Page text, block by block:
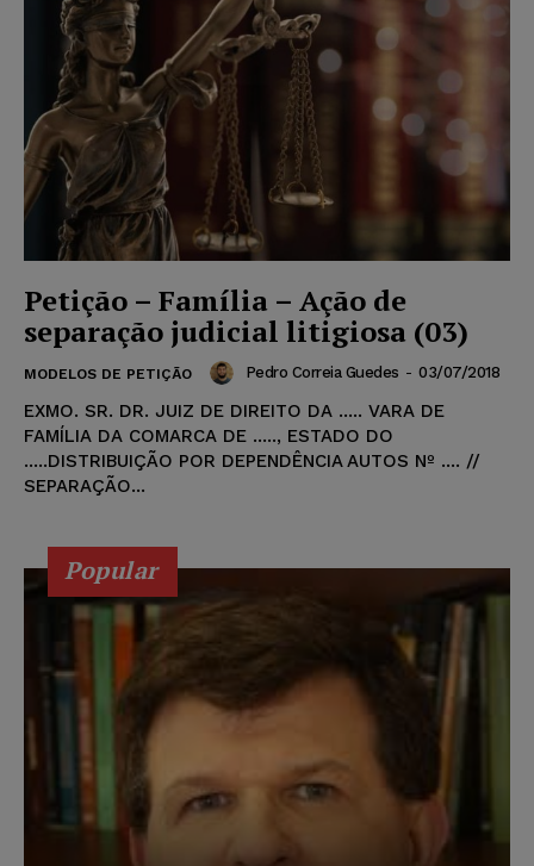
Petição – Família – Ação de
separação judicial litigiosa (03)
MODELOS DE PETIÇÃO Pedro Correia Guedes - 03/07/2018
EXMO. SR. DR. JUIZ DE DIREITO DA ..... VARA DE
FAMÍLIA DA COMARCA DE ....., ESTADO DO
.....DISTRIBUIÇÃO POR DEPENDÊNCIA AUTOS Nº .... //
SEPARAÇÃO...
Popular